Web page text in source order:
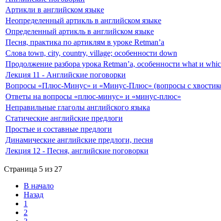
Артикли в английском языке
Неопределенный артикль в английском языке
Определенный артикль в английском языке
Песня, практика по артиклям в уроке Retman’а
Слова town, city, country, village; особенности down
Продолжение разбора урока Retman’а, особенности what и
Лекция 11 - Английские поговорки
Вопросы «Плюс-Минус» и «Минус-Плюс» (вопросы с
Ответы на вопросы «плюс-минус» и «минус-плюс»
Неправильные глаголы английского языка
Статические английские предлоги
Простые и составные предлоги
Динамические английские предлоги, песня
Лекция 12 - Песня, английские поговорки
Страница 5 из 27
В начало
Назад
1
2